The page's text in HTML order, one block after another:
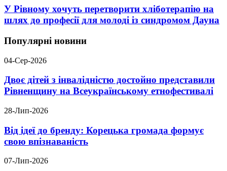
У Рівному хочуть перетворити хліботерапію на
шлях до професії для молоді із синдромом Дауна
Популярні новини
04-Сер-2026
Двоє дітей з інвалідністю достойно представили
Рівненщину на Всеукраїнському етнофестивалі
28-Лип-2026
Від ідеї до бренду: Корецька громада формує
свою впізнаваність
07-Лип-2026